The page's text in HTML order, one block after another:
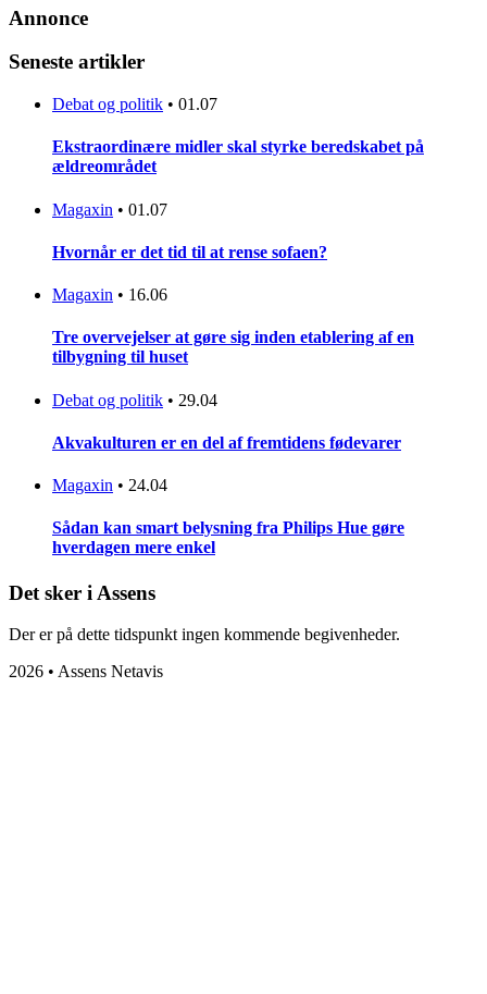
Annonce
Seneste artikler
Debat og politik • 01.07
Ekstraordinære midler skal styrke beredskabet på
ældreområdet
Magaxin • 01.07
Hvornår er det tid til at rense sofaen?
Magaxin • 16.06
Tre overvejelser at gøre sig inden etablering af en
tilbygning til huset
Debat og politik • 29.04
Akvakulturen er en del af fremtidens fødevarer
Magaxin • 24.04
Sådan kan smart belysning fra Philips Hue gøre
hverdagen mere enkel
Det sker i Assens
Der er på dette tidspunkt ingen kommende begivenheder.
2026 • Assens Netavis